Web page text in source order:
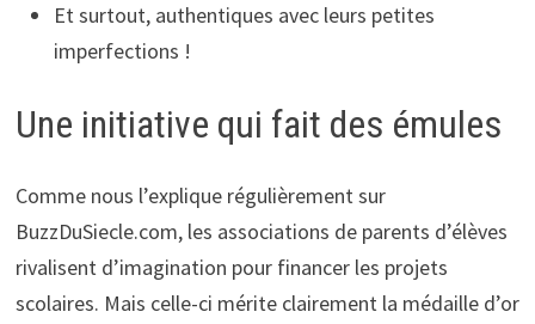
Et surtout, authentiques avec leurs petites
imperfections !
Une initiative qui fait des émules
Comme nous l’explique régulièrement sur
BuzzDuSiecle.com, les associations de parents d’élèves
rivalisent d’imagination pour financer les projets
scolaires. Mais celle-ci mérite clairement la médaille d’or